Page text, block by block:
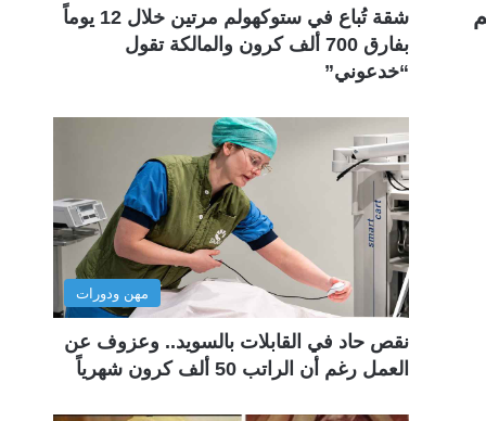
شقة تُباع في ستوكهولم مرتين خلال 12 يوماً
بفارق 700 ألف كرون والمالكة تقول
“خدعوني”
مهن ودورات
نقص حاد في القابلات بالسويد.. وعزوف عن
العمل رغم أن الراتب 50 ألف كرون شهرياً